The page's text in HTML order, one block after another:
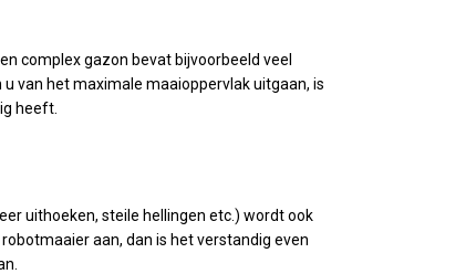
complex gazon bevat bijvoorbeeld veel
van het maximale maaioppervlak uitgaan, is
heeft.
uithoeken, steile hellingen etc.) wordt ook
aan, dan is het verstandig even